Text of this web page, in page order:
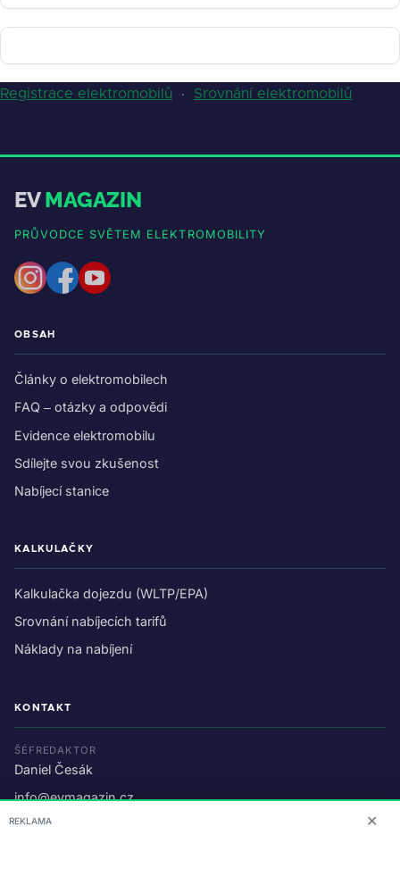
Registrace elektromobilů · Srovnání elektromobilů
EVMAGAZIN
PRŮVODCE SVĚTEM ELEKTROMOBILITY
OBSAH
Články o elektromobilech
FAQ – otázky a odpovědi
Evidence elektromobilu
Sdílejte svou zkušenost
Nabíjecí stanice
KALKULAČKY
Kalkulačka dojezdu (WLTP/EPA)
Srovnání nabíjecích tarifů
Náklady na nabíjení
KONTAKT
ŠÉFREDAKTOR
Daniel Česák
info@evmagazin.cz
O nás
REKLAMA ✕